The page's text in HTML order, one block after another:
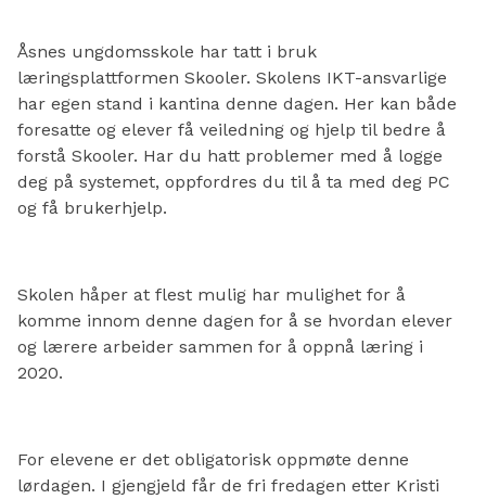
Åsnes ungdomsskole har tatt i bruk
læringsplattformen Skooler. Skolens IKT-ansvarlige
har egen stand i kantina denne dagen. Her kan både
foresatte og elever få veiledning og hjelp til bedre å
forstå Skooler. Har du hatt problemer med å logge
deg på systemet, oppfordres du til å ta med deg PC
og få brukerhjelp.
Skolen håper at flest mulig har mulighet for å
komme innom denne dagen for å se hvordan elever
og lærere arbeider sammen for å oppnå læring i
2020.
For elevene er det obligatorisk oppmøte denne
lørdagen. I gjengjeld får de fri fredagen etter Kristi